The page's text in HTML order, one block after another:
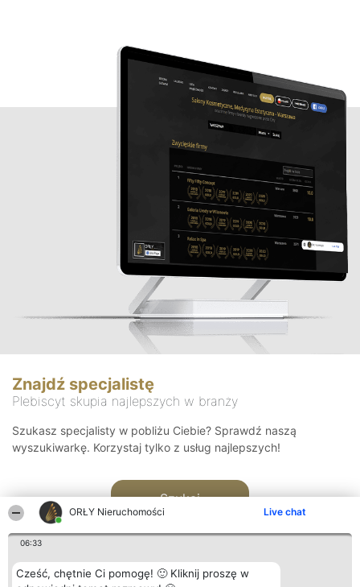
ORŁY Nieruchomości Live chat
06:33
Cześć, chętnie Ci pomogę! 🙂 Kliknij proszę w
Znajdź specjalistę
Plebiscyt skupia najlepszych w branży
Szukasz specjalisty w pobliżu Ciebie? Sprawdź naszą
wyszukiwarkę. Korzystaj tylko z usług najlepszych!
Szukaj